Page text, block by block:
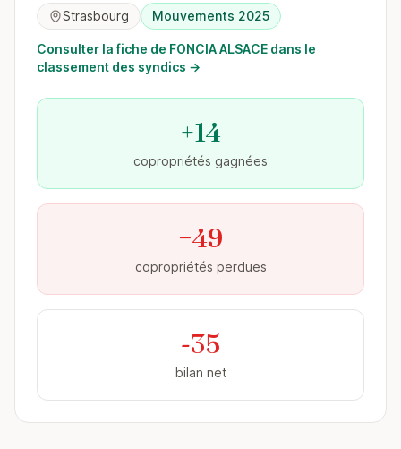
Strasbourg Mouvements 2025
Consulter la fiche de FONCIA ALSACE dans le
classement des syndics →
+14
copropriétés gagnées
−49
copropriétés perdues
-35
bilan net